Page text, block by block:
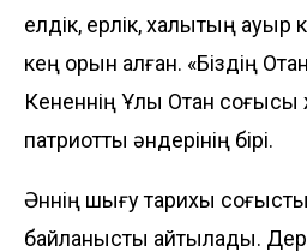
елдік, ерлік, халықтың ауыр
кең орын алған. «Біздің
Кененнің Ұлы Отан
патриоттық әндерінің бірі.
Әннің шығу тарихы
байланысты айтылады.